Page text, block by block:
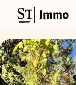
Immo